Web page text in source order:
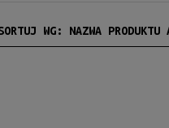
WG: NAZWA